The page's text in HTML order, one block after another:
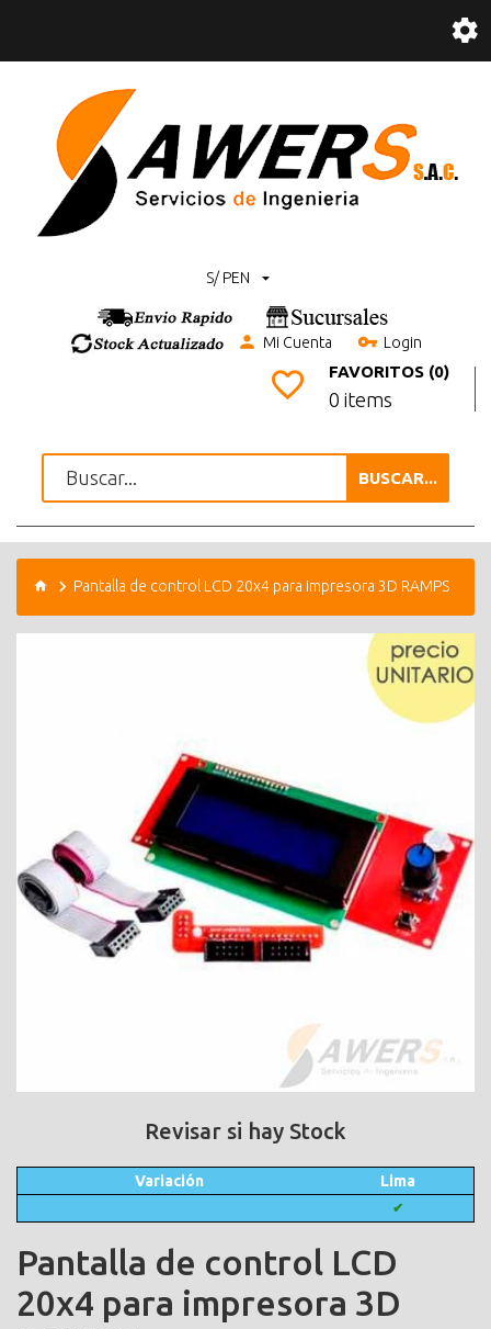
S/ PEN
Mi Cuenta Login
FAVORITOS (0)
0 items
BUSCAR...
Pantalla de control LCD 20x4 para impresora 3D RAMPS
Revisar si hay Stock
Variación Lima
✔
Pantalla de control LCD
20x4 para impresora 3D